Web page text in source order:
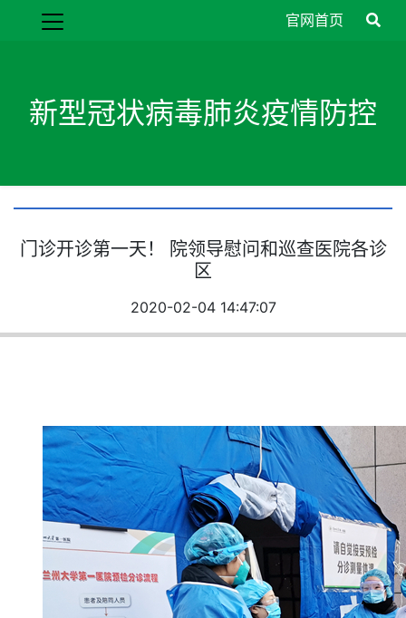
官网首页
新型冠状病毒肺炎疫情防控
门诊开诊第一天！ 院领导慰问和巡查医院各诊
区
2020-02-04 14:47:07